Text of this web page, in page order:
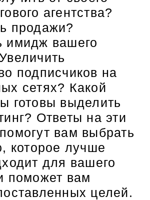
агентства?
продажи?
имидж вашего
подписчиков на
сетях? Какой
готовы выделить
Ответы на эти
вам выбрать
которое лучше
для вашего
поможет вам
целей.